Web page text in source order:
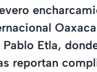
Etla,
reportan